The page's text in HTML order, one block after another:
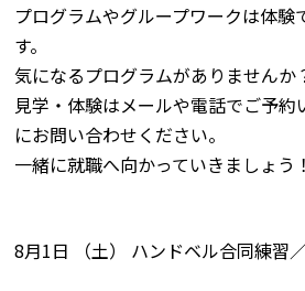
プログラムやグループワークは体験
す。
気になるプログラムがありませんか
見学・体験はメールや電話でご予約
にお問い合わせください。
一緒に就職へ向かっていきましょう！
8月1日 （土） ハンドベル合同練習